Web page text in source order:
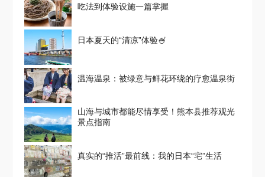
吃法到体验设施一篇掌握
日本夏天的“清凉”体验🍧
温海温泉：被绿意与鲜花环绕的疗愈温泉街
山海与城市都能尽情享受！熊本县推荐观光
景点指南
真实的“推活”最前线：我的日本“宅”生活